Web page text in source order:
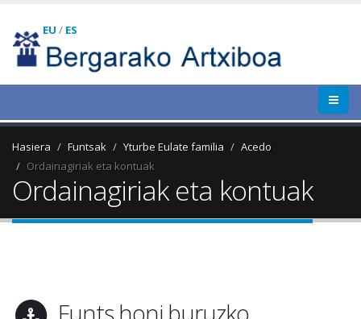
EU / ES
Hasiera Funtsak Yturbe Eulate familia
Acedo
Ordainagiriak eta kontuak
Ordainagiriak eta kontuak